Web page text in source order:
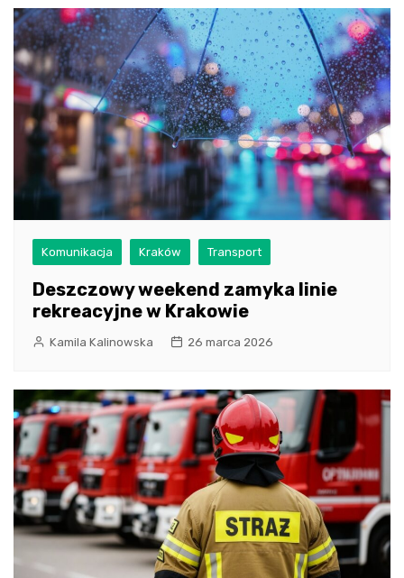
Komunikacja Kraków Transport
Deszczowy weekend zamyka linie
rekreacyjne w Krakowie
Kamila Kalinowska 26 marca 2026